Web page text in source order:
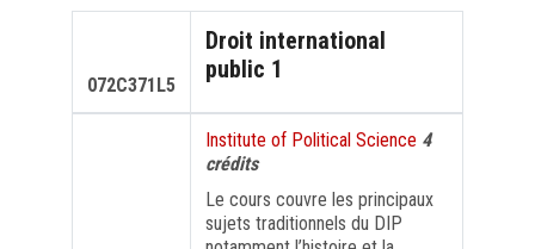
RECHERCHE
INTERNATIONAL
FORMATION PROFESSIONNELLE
072C371L5
Droit international
public 1
Institute of Political Science 4
crédits
Le cours couvre les principaux
sujets traditionnels du DIP